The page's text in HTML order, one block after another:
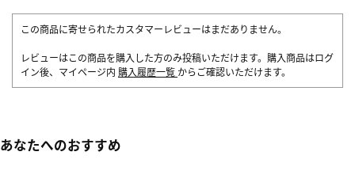
この商品に寄せられたカスタマーレビューはまだありません。
レビューはこの商品を購入した方のみ投稿いただけます。購入商品はログ
イン後、マイページ内 購入履歴一覧 からご確認いただけます。
あなたへのおすすめ